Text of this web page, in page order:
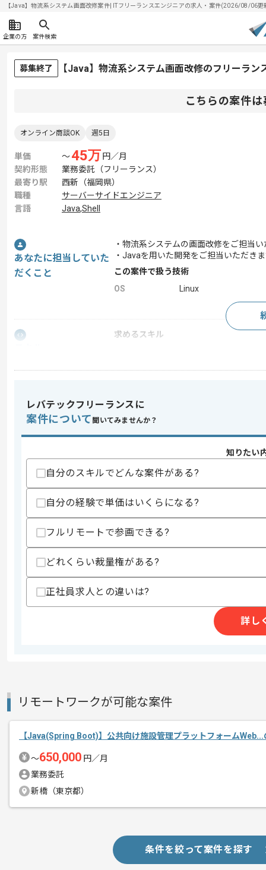
【Java】物流系システム画面改修案件| ITフリーランスエンジニアの求人・案件(2026/08/06更
企業の方 案件検索
募集終了 【Java】物流系システム画面改修のフリーラン
こちらの案件
オンライン商談OK 週5日
単価 〜45万 円／月
契約形態
業務委託（フリーランス）
最寄り駅
西新（福岡県）
職種
サーバーサイドエンジニア
言語
Java,Shell
あなたに担当していた
だくこと
・物流系システムの画面改修をご担当
・Javaを用いた開発をご担当いただき
この案件で扱う技術
OS
Linux
求めるスキル
上記に似た経験やスキルをお持ちであれば
精算・お支払い
精算基準時間
140時間〜200時間
支払いサイト
15日
その他募集要項
商談回数
物流系システムの画面改修案件です。
言語はJavaを用いた開発を行っていた
レバテックフリーランスに
案件について 聞いてみませんか？
知りたい
自分のスキルでどんな案件がある?
自分の経験で単価はいくらになる?
フルリモートで参画できる?
どれくらい裁量権がある?
正社員求人との違いは?
詳し
リモートワークが可能な案件
【Java(Spring Boot)】公共向け施設管理プラットフォーム
〜650,000 円／月
業務委託
新橋（東京都）
条件を絞って案件を探す